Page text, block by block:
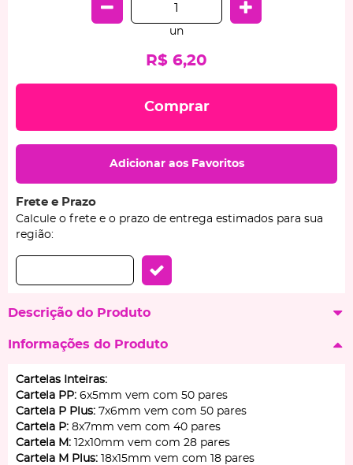
un
R$ 6,20
Comprar
Adicionar aos Favoritos
Frete e Prazo
Calcule o frete e o prazo de entrega estimados para sua
região:
Descrição do Produto
Informações do Produto
Cartelas Inteiras:
Cartela PP: 6x5mm vem com 50 pares
Cartela P Plus: 7x6mm vem com 50 pares
Cartela P: 8x7mm vem com 40 pares
Cartela M: 12x10mm vem com 28 pares
Cartela M Plus: 18x15mm vem com 18 pares